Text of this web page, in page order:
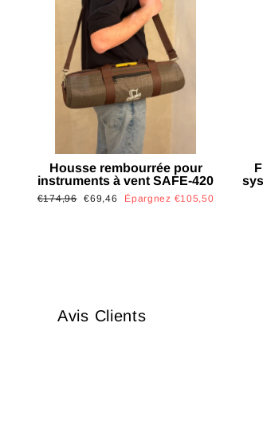
Housse rembourrée pour
instruments à vent SAFE-420
Prix
€174,96 Prix
€69,46 Épargnez €105,50
Avis Clients